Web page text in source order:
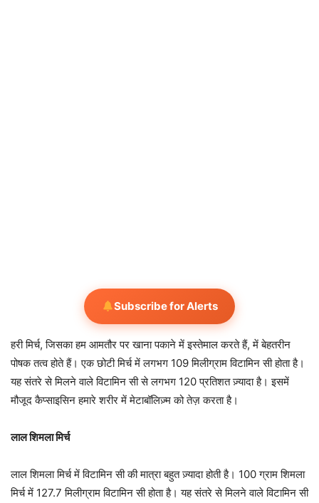
Subscribe for Alerts
हरी मिर्च, जिसका हम आमतौर पर खाना पकाने में इस्तेमाल करते हैं, में बेहतरीन
पोषक तत्व होते हैं। एक छोटी मिर्च में लगभग 109 मिलीग्राम विटामिन सी होता है।
यह संतरे से मिलने वाले विटामिन सी से लगभग 120 प्रतिशत ज़्यादा है। इसमें
मौजूद कैप्साइसिन हमारे शरीर में मेटाबॉलिज़्म को तेज़ करता है।
लाल शिमला मिर्च
लाल शिमला मिर्च में विटामिन सी की मात्रा बहुत ज़्यादा होती है। 100 ग्राम शिमला
मिर्च में 127.7 मिलीग्राम विटामिन सी होता है। यह संतरे से मिलने वाले विटामिन सी